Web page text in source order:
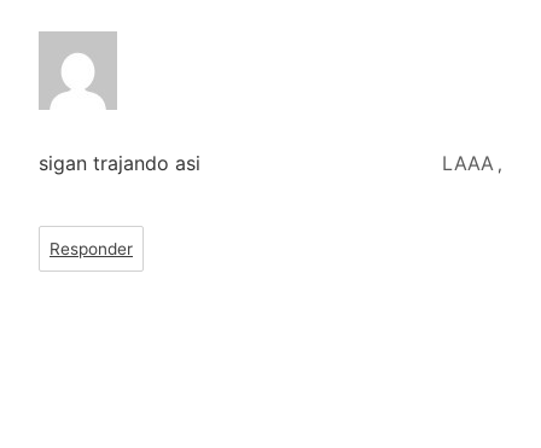
LAAA ,
sigan trajando asi
Responder